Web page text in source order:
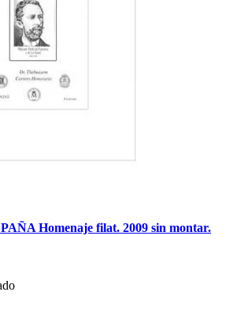
Homenaje filat. 2009 sin montar.